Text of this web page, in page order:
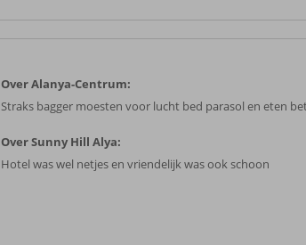
Over Alanya-Centrum:
Straks bagger moesten voor lucht bed parasol en eten
Over Sunny Hill Alya:
Hotel was wel netjes en vriendelijk was ook schoon